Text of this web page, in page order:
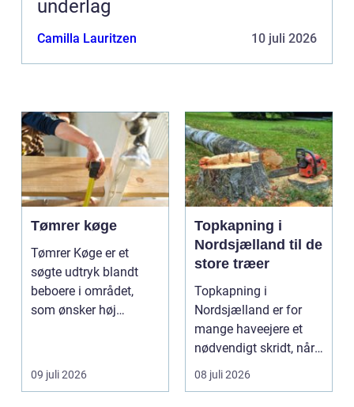
underlag
Camilla Lauritzen 10 juli 2026
Tømrer køge
Tømrer Køge er et
søgte udtryk blandt
beboere i området,
som ønsker høj
09 juli 2026
Topkapning i
Nordsjælland til de
store træer
Topkapning i
Nordsjælland er for
mange haveejere et
nødvendigt skridt, når
store ...
08 juli 2026